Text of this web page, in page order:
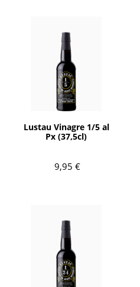
Lustau Vinagre 1/5 al
Px (37,5cl)
9,95 €
AÑADIR